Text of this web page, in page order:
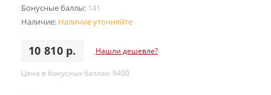
Бонусные баллы: 141
Наличие: Наличие уточняйте
10 810 р. Нашли дешевле?
Цена в бонусных баллах: 9400